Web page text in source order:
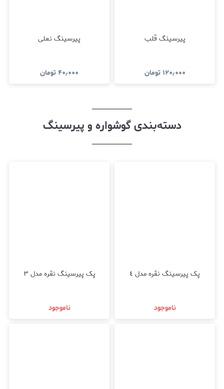
پیرسینگ قلب
۱۲۰٫۰۰۰ تومان
پیرسینگ نعلی
۴۰٫۰۰۰ تومان
دسته‌بندی گوشواره و پیرسینگ
پک پیرسینگ نقره مدل ٤
ناموجود
پک پیرسینگ نقره مدل ٣
ناموجود